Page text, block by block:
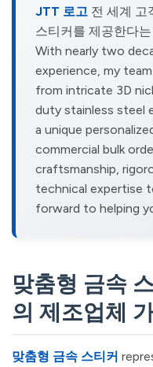
JTT 로고 전 세계 고
스티커를 제공한다
With nearly two
experience, my
from intricate 3D
duty stainless steel
a unique
commercial bulk
craftsmanship,
technical expertise
forward to helping
맞춤형 금속
의 제조업체
맞춤형 금속 스티커